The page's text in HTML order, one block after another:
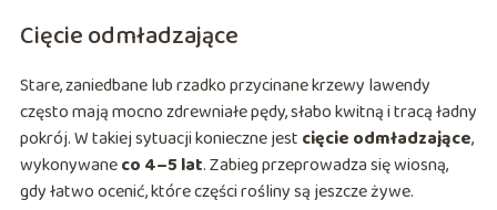
Cięcie odmładzające
Stare, zaniedbane lub rzadko przycinane krzewy lawendy
często mają mocno zdrewniałe pędy, słabo kwitną i tracą ładny
pokrój. W takiej sytuacji konieczne jest cięcie odmładzające,
wykonywaneco 4–5 lat. Zabieg przeprowadza się wiosną,
gdy łatwo ocenić, które części rośliny są jeszcze żywe.